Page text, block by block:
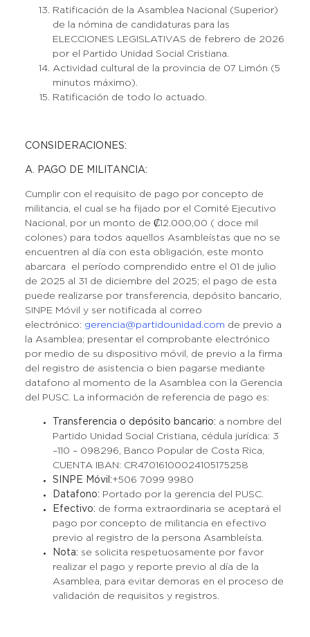
Ratificación de la Asamblea Nacional (Superior)
de la nómina de candidaturas para las
ELECCIONES LEGISLATIVAS de febrero de 2026
por el Partido Unidad Social Cristiana.
Actividad cultural de la provincia de 07 Limón (5
minutos máximo).
Ratificación de todo lo actuado.
CONSIDERACIONES:
A. PAGO DE MILITANCIA:
Cumplir con el requisito de pago por concepto de
militancia, el cual se ha fijado por el Comité Ejecutivo
Nacional, por un monto de ₡12.000,00 ( doce mil
colones) para todos aquellos Asambleístas que no se
encuentren al día con esta obligación, este monto
abarcara el período comprendido entre el 01 de julio
de 2025 al 31 de diciembre del 2025; el pago de esta
puede realizarse por transferencia, depósito bancario,
SINPE Móvil y ser notificada al correo
electrónico: gerencia@partidounidad.com de previo a
la Asamblea; presentar el comprobante electrónico
por medio de su dispositivo móvil, de previo a la firma
del registro de asistencia o bien pagarse mediante
datafono al momento de la Asamblea con la Gerencia
del PUSC. La información de referencia de pago es:
Transferencia o depósito bancario: a nombre del
Partido Unidad Social Cristiana
cédula jurídica: 3
–110 – 098296, Banco Popular de Costa Rica,
CUENTA IBAN: CR47016100024105175258
SINPE Móvil:+506 7099 9980
Datafono: Portado por la gerencia del PUSC.
Efectivo: de forma extraordinaria se aceptará el
pago por concepto de militancia en efectivo
previo al registro de la persona Asambleísta.
Nota: se solicita respetuosamente por favor
realizar el pago y reporte previo al día de la
Asamblea, para evitar demoras en el proceso de
validación de requisitos y registros.